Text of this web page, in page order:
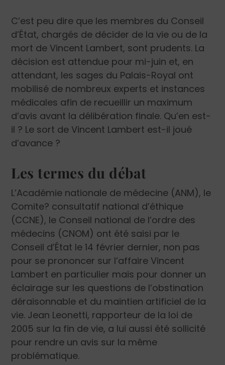
C’est peu dire que les membres du Conseil
d’État, chargés de décider de la vie ou de la
mort de Vincent Lambert, sont prudents. La
décision est attendue pour mi-juin et, en
attendant, les sages du Palais-Royal ont
mobilisé de nombreux experts et instances
médicales afin de recueillir un maximum
d’avis avant la délibération finale. Qu’en est-
il ? Le sort de Vincent Lambert est-il joué
d’avance ?
Les termes du débat
L’Académie nationale de médecine (ANM), le
Comite? consultatif national d’éthique
(CCNE), le Conseil national de l’ordre des
médecins (CNOM) ont été saisi par le
Conseil d’État le 14 février dernier, non pas
pour se prononcer sur l’affaire Vincent
Lambert en particulier mais pour donner un
éclairage sur les questions de l’obstination
déraisonnable et du maintien artificiel de la
vie. Jean Leonetti, rapporteur de la loi de
2005 sur la fin de vie, a lui aussi été sollicité
pour rendre un avis sur la même
problématique.